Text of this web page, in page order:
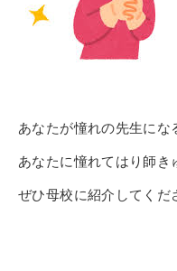
あなたが憧れの先生にな
あなたに憧れてはり師き
ぜひ母校に紹介してくだ